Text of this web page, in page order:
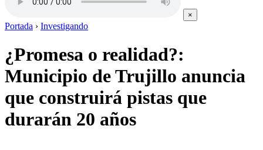
×
Portada › Investigando
¿Promesa o realidad?:
Municipio de Trujillo anuncia
que construirá pistas que
durarán 20 años